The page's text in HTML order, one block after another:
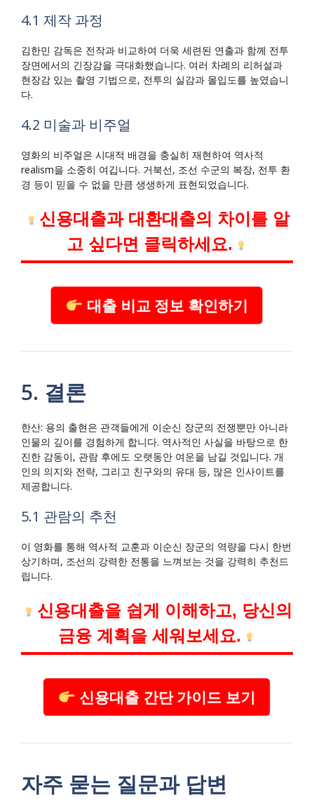
4.1 제작 과정
김한민 감독은 전작과 비교하여 더욱 세련된 연출과 함께 전투
장면에서의 긴장감을 극대화했습니다. 여러 차례의 리허설과
현장감 있는 촬영 기법으로, 전투의 실감과 몰입도를 높였습니
다.
4.2 미술과 비주얼
영화의 비주얼은 시대적 배경을 충실히 재현하여 역사적
realism을 소중히 여깁니다. 거북선, 조선 수군의 복장, 전투 환
경 등이 믿을 수 없을 만큼 생생하게 표현되었습니다.
신용대출과 대환대출의 차이를 알
고 싶다면 클릭하세요.
대출 비교 정보 확인하기
5. 결론
한산: 용의 출현은 관객들에게 이순신 장군의 전쟁뿐만 아니라
인물의 깊이를 경험하게 합니다. 역사적인 사실을 바탕으로 한
진한 감동이, 관람 후에도 오랫동안 여운을 남길 것입니다. 개
인의 의지와 전략, 그리고 친구와의 유대 등, 많은 인사이트를
제공합니다.
5.1 관람의 추천
이 영화를 통해 역사적 교훈과 이순신 장군의 역량을 다시 한번
상기하며, 조선의 강력한 전통을 느껴보는 것을 강력히 추천드
립니다.
신용대출을 쉽게 이해하고, 당신의
금융 계획을 세워보세요.
신용대출 간단 가이드 보기
자주 묻는 질문과 답변